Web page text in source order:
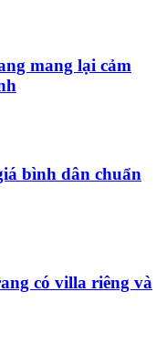
mang lại cảm
bình dân chuẩn
có villa riêng và